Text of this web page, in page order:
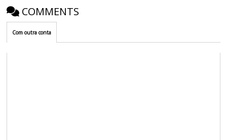
COMMENTS
Com outra conta